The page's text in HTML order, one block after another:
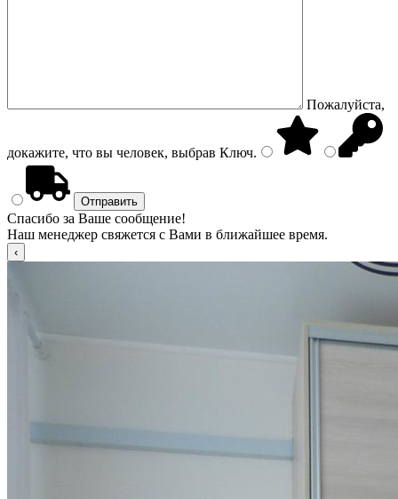
Пожалуйста,
докажите, что вы человек, выбрав Ключ.
Спасибо за Ваше сообщение!
Наш менеджер свяжется с Вами в ближайшее время.